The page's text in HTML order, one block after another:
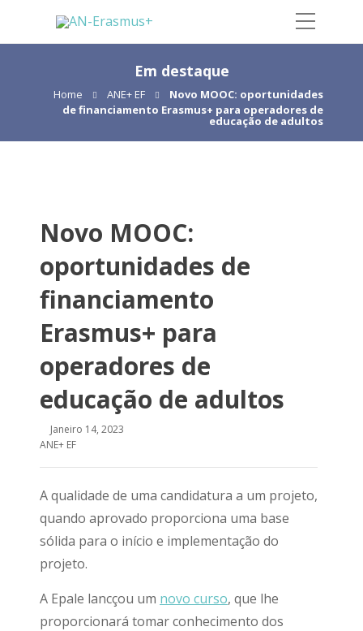
Em destaque
Home ANE+ EF
Novo MOOC: oportunidades
de financiamento Erasmus+ para operadores de
educação de adultos
Novo MOOC:
oportunidades de
financiamento
Erasmus+ para
operadores de
educação de adultos
Janeiro 14, 2023
ANE+ EF
A qualidade de uma candidatura a um projeto,
quando aprovado proporciona uma base
sólida para o início e implementação do
projeto.
A Epale lancçou um novo curso, que lhe
proporcionará tomar conhecimento dos